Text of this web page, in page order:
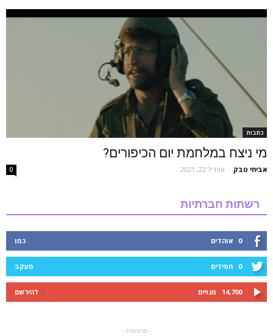
כתבות
מי ניצח במלחמת יום הכיפורים?
אביחי טבק - אפריל 22, 2021 0
רשתות חברתיות
0 אוהדים כמו
0 חסידים מעקב
14,700 מנויים להירשם
- פרסומת -